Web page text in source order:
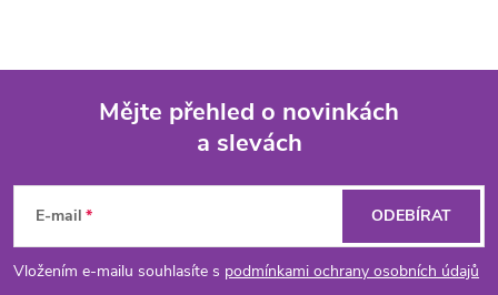
p
Mějte přehled o novinkách
a slevách
E-mail
Vložením e-mailu souhlasíte s podmínkami ochrany osobních údajů
ODEBÍRAT